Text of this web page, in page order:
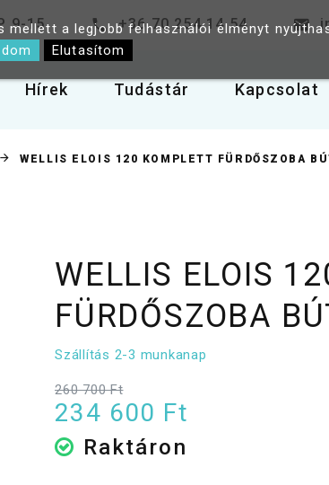
9-15 +36 70 254 14 54
Hírek Tudástár Kapcsolat
WELLIS ELOIS 120 KOMPLETT FÜRDŐSZOBA
WELLIS ELOIS
FÜRDŐSZOBA
Szállítás 2-3 munkanap
260 700 Ft
234 600 Ft
Raktáron
a legjobb felhasználói élményt
Elutasítom